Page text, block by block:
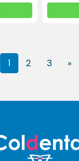
1 2 3 »